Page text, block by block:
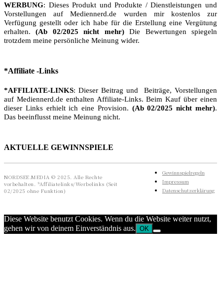
WERBUNG: Dieses Produkt und Produkte / Dienstleistungen und
Vorstellungen auf Mediennerd.de wurden mir kostenlos zur
Verfügung gestellt oder ich habe für die Erstellung eine Vergütung
erhalten.(Ab 02/2025 nicht mehr)Die Bewertungen spiegeln
trotzdem meine persönliche Meinung wider.
*Affiliate -Links
*AFFILIATE-LINKS: Dieser Beitrag und Beiträge, Vorstellungen
auf Mediennerd.de enthalten Affiliate-Links. Beim Kauf über einen
dieser Links erhielt ich eine Provision. (Ab 02/2025 nicht mehr).
Das beeinflusst meine Meinung nicht.
AKTUELLE GEWINNSPIELE
NORDSEE.MEDIA © 2025. Alle Rechte
vorbehalten. *Affiliatelinks/Werbelinks (Seit
02/2025 ohne Funktion)
Gewinnspielregeln
Impressum
Datenschutzerklärung
Diese Website benutzt Cookies. Wenn du die Website weiter nutzt,
gehen wir von deinem Einverständnis aus. OK